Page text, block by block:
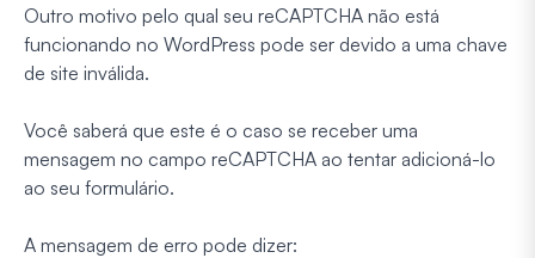
Outro motivo pelo qual seu reCAPTCHA não está
funcionando no WordPress pode ser devido a uma chave
de site inválida.
Você saberá que este é o caso se receber uma
mensagem no campo reCAPTCHA ao tentar adicioná-lo
ao seu formulário.
A mensagem de erro pode dizer: